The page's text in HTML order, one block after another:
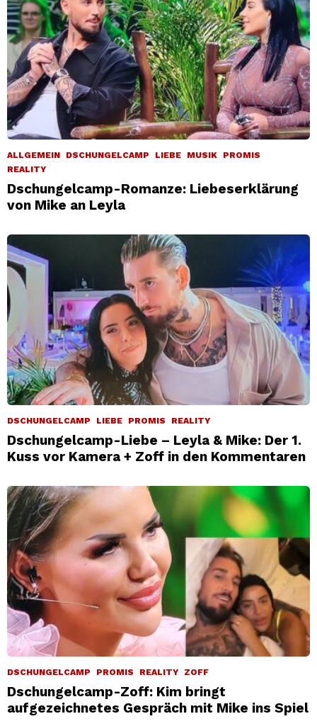
ALLGEMEIN DSCHUNGELCAMP LIEBE MUSIK
PROMIS
REALITY
Dschungelcamp-Romanze: Liebeserklärung
von Mike an Leyla
DSCHUNGELCAMP LIEBE PROMIS REALITY
Dschungelcamp-Liebe – Leyla & Mike: Der 1.
Kuss vor Kamera + Zoff in den Kommentaren
DSCHUNGELCAMP PROMIS REALITY ZOFF
Dschungelcamp-Zoff: Kim bringt
aufgezeichnetes Gespräch mit Mike ins Spiel